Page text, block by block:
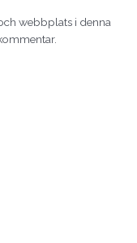
webbplats i denna